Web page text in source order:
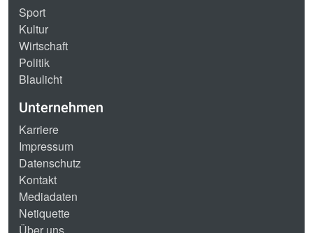
Sport
Kultur
Wirtschaft
Politik
Blaulicht
Unternehmen
Karriere
Impressum
Datenschutz
Kontakt
Mediadaten
Netiquette